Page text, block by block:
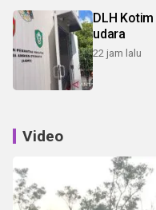
DLH
udara
22 jam lalu
Video